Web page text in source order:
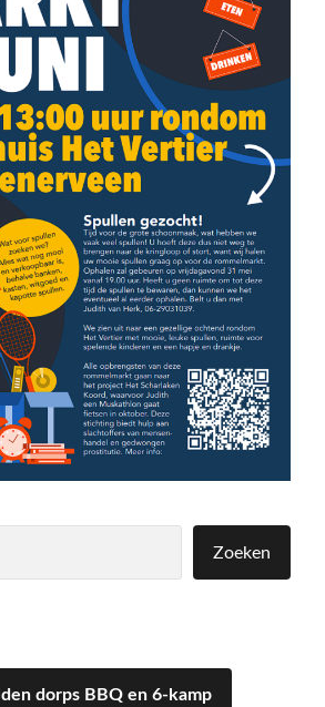
Zoeken
dorps BBQ en 6-kamp